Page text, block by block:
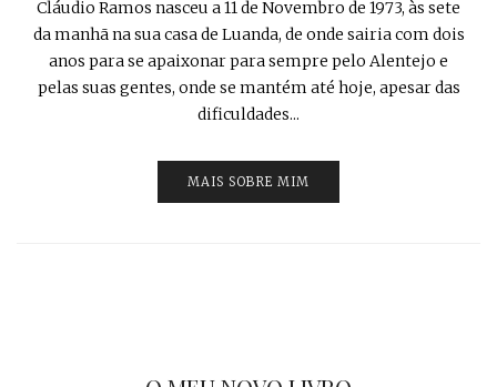
Cláudio Ramos nasceu a 11 de Novembro de 1973, às sete
da manhã na sua casa de Luanda, de onde sairia com dois
anos para se apaixonar para sempre pelo Alentejo e
pelas suas gentes, onde se mantém até hoje, apesar das
dificuldades...
MAIS SOBRE MIM